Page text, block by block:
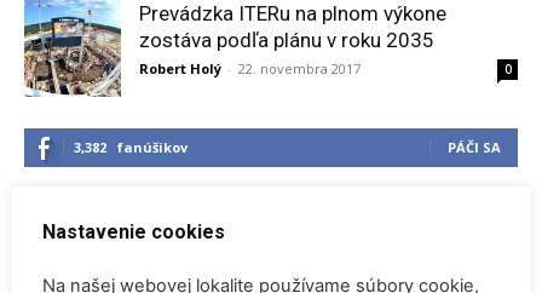
Prevádzka ITERu na plnom výkone
zostáva podľa plánu v roku 2035
Robert Holý - 22. novembra 2017 0
3,382 fanúšikov PÁČI SA
Najnovšie
Nastavenie cookies
Na našej webovej lokalite používame súbory cookie,